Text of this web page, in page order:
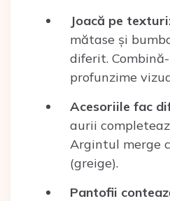
Joacă pe
mătase și
diferit.
profunzime
Acesoriile fac
aurii
Argintul merge
(greige).
Pantofii